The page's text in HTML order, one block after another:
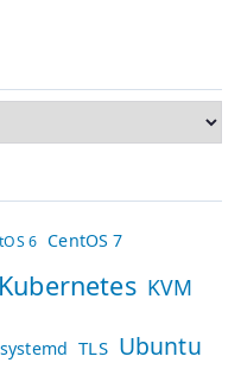
6 CentOS 7
Kubernetes KVM
systemd TLS Ubuntu